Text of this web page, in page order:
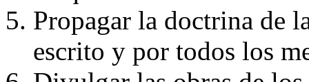
Propagar la doctrina de
escrito y por todos los